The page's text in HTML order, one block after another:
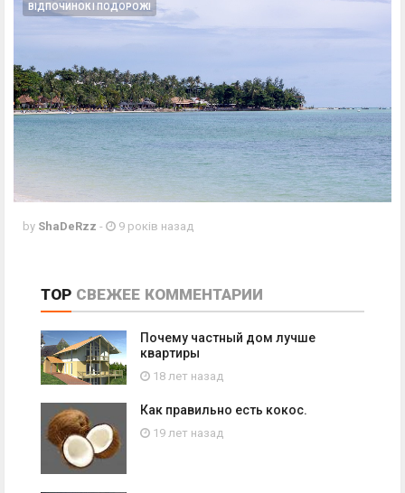
ВІДПОЧИНОК І ПОДОРОЖІ
by ShaDeRzz - 9 років назад
TOP СВЕЖЕЕ КОММЕНТАРИИ
Почему частный дом лучше
квартиры
18 лет назад
Как правильно есть кокос.
19 лет назад